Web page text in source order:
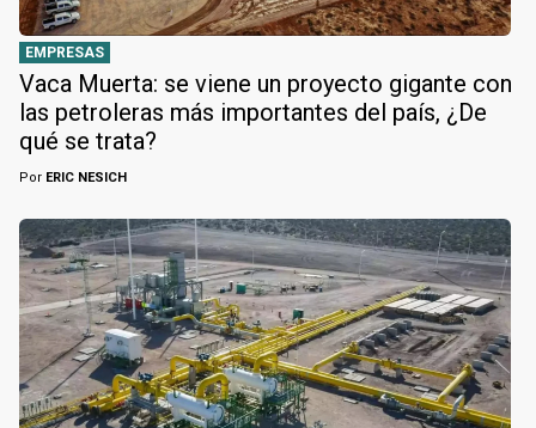
EMPRESAS
Vaca Muerta: se viene un proyecto gigante con
las petroleras más importantes del país, ¿De
qué se trata?
Por ERIC NESICH